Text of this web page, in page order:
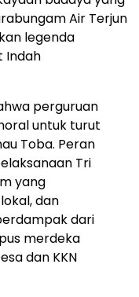
Air Terjun
legenda
Indah
perguruan
untuk turut
Toba. Peran
Tri
yang
dan
dari
merdeka
dan KKN